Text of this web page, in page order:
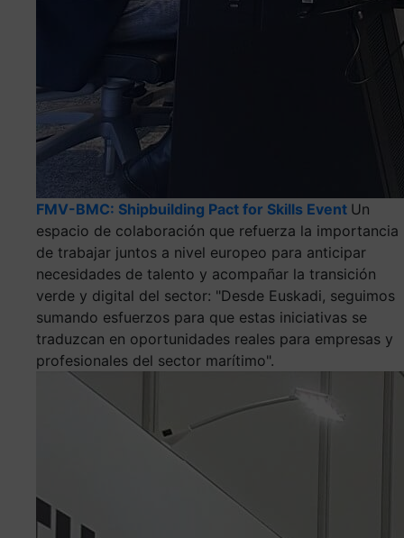
FMV-BMC: Shipbuilding Pact for Skills Event Un
espacio de colaboración que refuerza la importancia
de trabajar juntos a nivel europeo para anticipar
necesidades de talento y acompañar la transición
verde y digital del sector: "Desde Euskadi, seguimos
sumando esfuerzos para que estas iniciativas se
traduzcan en oportunidades reales para empresas y
profesionales del sector marítimo".